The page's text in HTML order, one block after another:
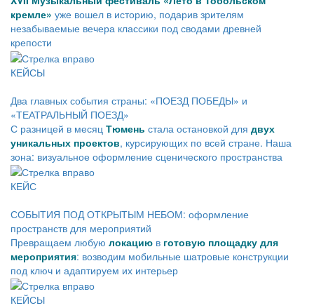
кремле» уже вошел в историю, подарив зрителям
незабываемые вечера классики под сводами древней
крепости
КЕЙСЫ
Два главных события страны: «ПОЕЗД ПОБЕДЫ» и
«ТЕАТРАЛЬНЫЙ ПОЕЗД»
С разницей в месяц Тюмень стала остановкой для двух
уникальных проектов, курсирующих по всей стране. Наша
зона: визуальное оформление сценического пространства
КЕЙС
СОБЫТИЯ ПОД ОТКРЫТЫМ НЕБОМ: оформление
пространств для мероприятий
Превращаем любую локацию в готовую площадку для
мероприятия: возводим мобильные шатровые конструкции
под ключ и адаптируем их интерьер
КЕЙСЫ